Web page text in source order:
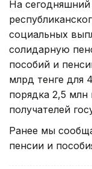
На сегодняшний
социальных
солидарную
пособий и
млрд тенге для
порядка 2,5 млн
получателей
Ранее мы
пенсии и